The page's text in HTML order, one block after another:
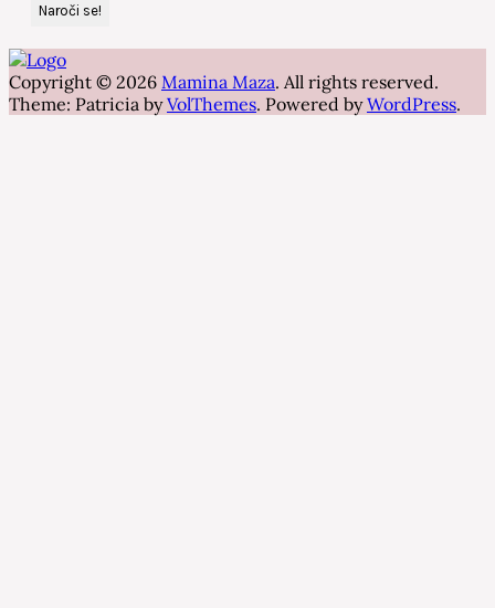
Copyright © 2026 Mamina Maza. All rights reserved.
Theme: Patricia byVolThemes. Powered byWordPress.